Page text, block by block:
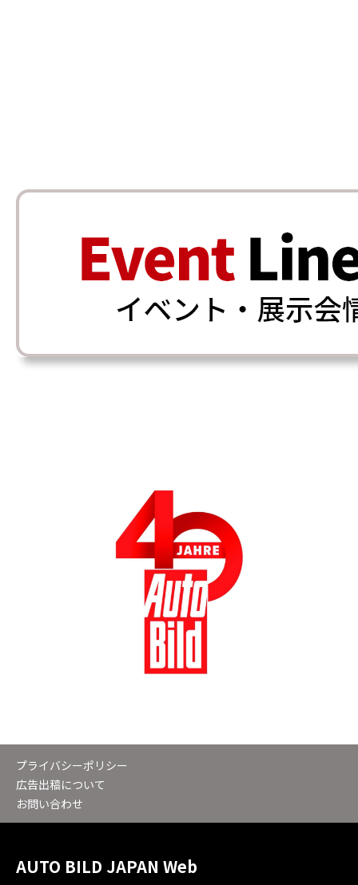
プライバシーポリシー
広告出稿について
お問い合わせ
AUTO BILD JAPAN Web